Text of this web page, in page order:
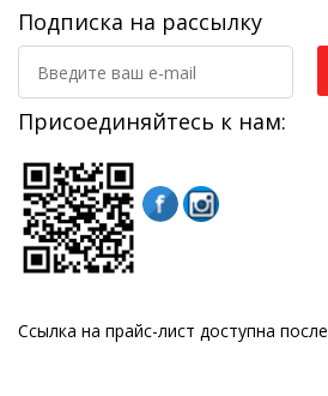
Подписка на рассылку
Присоединяйтесь к нам:
Ссылка на прайс-лист доступна после